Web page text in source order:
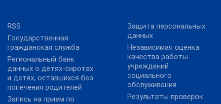
RSS
Государственная
гражданская служба
Региональный банк
данных о детях-сиротах
и детях, оставшихся без
попечения родителей
Запись на прием по
Защита персональных
данных
Независимая оценка
качества работы
учреждений
социального
обслуживания
Результаты проверок